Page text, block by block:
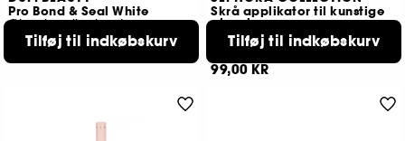
Pro Bond & Seal White
Øjenvippelim i sort
199,00 KR
Tilføj til indkøbskurv
Skrå applikator til kunstige
øjenvipper
for nem påsætning af vipper
99,00 KR
Tilføj til indkøbskurv